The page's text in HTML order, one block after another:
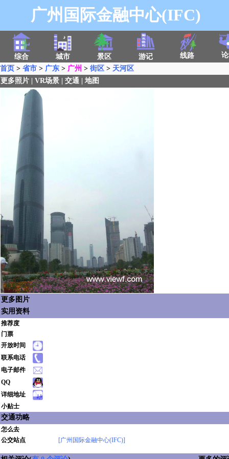
广州国际金融中心(IFC)
综合 城市 景区 游记 线路
首页 > 省市 > 广东 > 广州 > 街区 > 天河区
更多照片
VR场景 交通 地图
更多图片
实用资料
推荐度
门票
开放时间
联系电话
电子邮件
QQ
详细地址
小贴士
交通功略
怎么去
公交站点
[广州国际金融中心(IFC)]